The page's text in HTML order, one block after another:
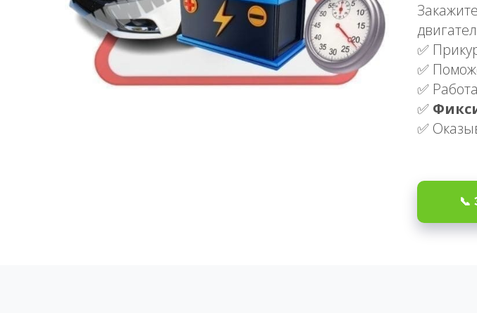
✅
✅
✅
✅
✅